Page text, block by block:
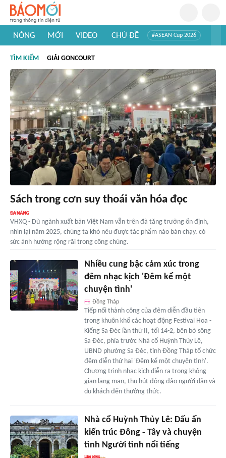
NÓNG MỚI VIDEO CHỦ ĐỀ #ASEAN Cup 2026
#Khám phá thế giới
TÌM KIẾM GIẢI GONCOURT
Sách trong cơn suy thoái văn hóa đọc
VHXQ - Dù ngành xuất bản Việt Nam vẫn trên đà tăng trưởng ổn định,
nhìn lại năm 2025, chúng ta khó nêu được tác phẩm nào bán chạy, có
sức ảnh hưởng rộng rãi trong công chúng.
Nhiều cung bậc cảm xúc trong
đêm nhạc kịch 'Đêm kể một
chuyện tình'
Đồng Tháp
Tiếp nối thành công của đêm diễn đầu tiên
trong khuôn khổ các hoạt động Festival Hoa -
Kiểng Sa Đéc lần thứ II, tối 14-2, bên bờ sông
Sa Đéc, phía trước Nhà cổ Huỳnh Thủy Lê,
UBND phường Sa Đéc, tỉnh Đồng Tháp tổ chức
đêm diễn thứ hai 'Đêm kể một chuyện tình'.
Chương trình nhạc kịch diễn ra trong không
gian lãng mạn, thu hút đông đảo người dân và
du khách đến thưởng thức.
Nhà cổ Huỳnh Thủy Lê: Dấu ấn
kiến trúc Đông - Tây và chuyện
tình Người tình nổi tiếng